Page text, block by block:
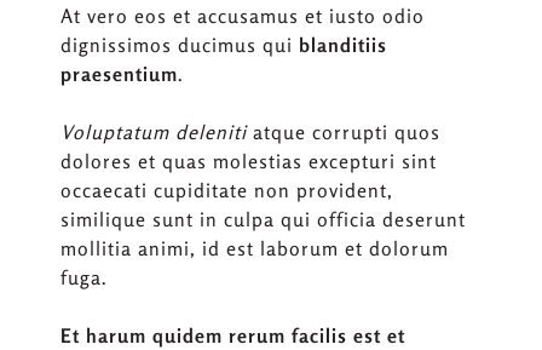
At vero eos et accusamus et iusto odio
dignissimos ducimus qui blanditiis
praesentium.
Voluptatum deleniti atque corrupti quos
dolores et quas molestias excepturi sint
occaecati cupiditate non provident,
similique sunt in culpa qui officia deserunt
mollitia animi, id est laborum et dolorum
fuga.
Et harum quidem rerum facilis est et